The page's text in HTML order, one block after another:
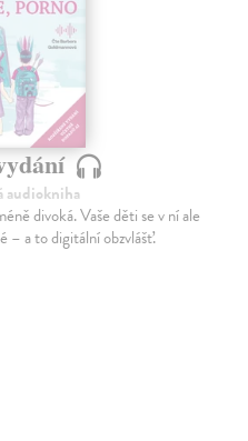
audiokniha
divoká. Vaše děti se v ní ale
– a to digitální obzvlášť.